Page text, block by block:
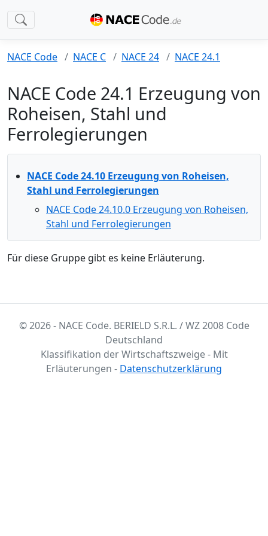
NACE Code NACE C NACE 24 NACE 24.1
NACE Code 24.1 Erzeugung von
Roheisen, Stahl und
Ferrolegierungen
NACE Code 24.10 Erzeugung von Roheisen,
Stahl und Ferrolegierungen
NACE Code 24.10.0 Erzeugung von Roheisen,
Stahl und Ferrolegierungen
Für diese Gruppe gibt es keine Erläuterung.
© 2026 - NACE Code. BERIELD S.R.L. / WZ 2008 Code
Deutschland
Klassifikation der Wirtschaftszweige - Mit
Erläuterungen - Datenschutzerklärung